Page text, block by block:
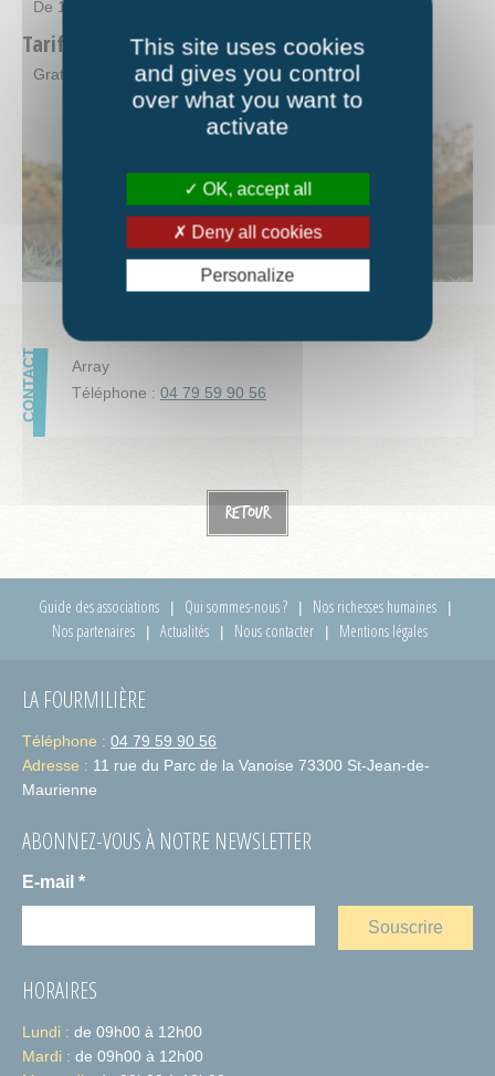
De 18h à 20h
Tarifs
Gratuit
Array
Téléphone : 04 79 59 90 56
Retour
Guide des associations Qui sommes-nous ?
Nos richesses humaines
Nos partenaires
Actualités Nous contacter Mentions légales
LA FOURMILIÈRE
Téléphone : 04 79 59 90 56
Adresse : 11 rue du Parc de la Vanoise 73300 St-Jean-de-
Maurienne
ABONNEZ-VOUS À NOTRE NEWSLETTER
E-mail *
HORAIRES
Lundi : de 09h00 à 12h00
Mardi : de 09h00 à 12h00
This site uses cookies
and gives you control
over what you want to
activate
OK, accept all
Deny all cookies
Personalize